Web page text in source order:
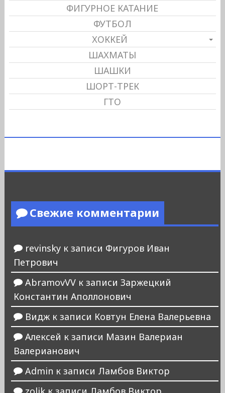
ФИГУРНОЕ КАТАНИЕ
ФУТБОЛ
ХОККЕЙ
ШАХМАТЫ
ШАШКИ
ШОРТ-ТРЕК
ГТО
Свежие комментарии
revinskyк записи Фигуров Иван
Петрович
AbramovVVк записи Заржецкий
Константин Аполлонович
Виджк записи Ковтун Елена Валерьевна
Алексей к записи Мазин Валериан
Валерианович
Admin к записи Ламбов Виктор